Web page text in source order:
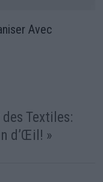
Avec
des Textiles:
d’Œil! »